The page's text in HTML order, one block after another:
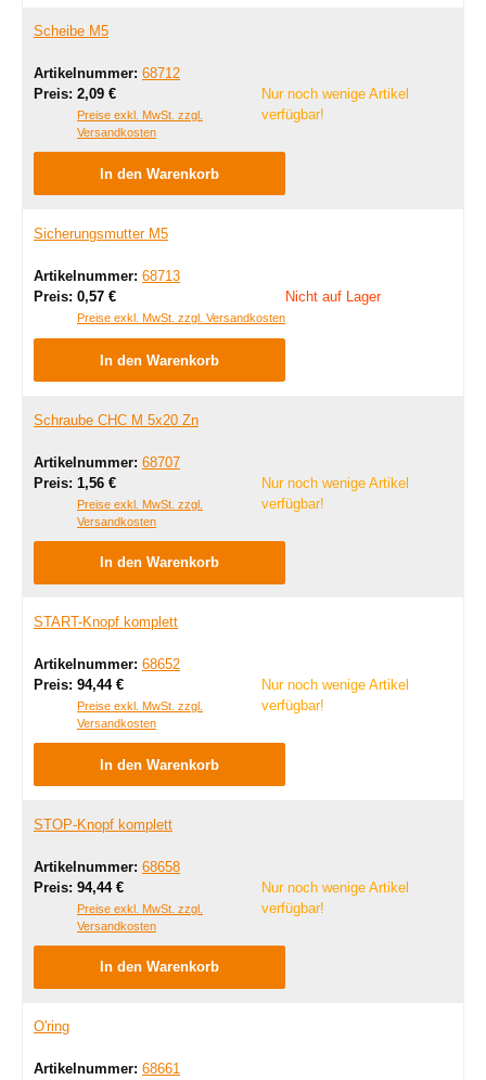
Scheibe M5
Artikelnummer: 68712
Preis: Regulärer Preis:
2,09 €
Preise exkl. MwSt. zzgl.
Versandkosten
Nur noch wenige Artikel
verfügbar!
In den Warenkorb
Sicherungsmutter M5
Artikelnummer: 68713
Preis: Regulärer Preis:
0,57 €
Preise exkl. MwSt. zzgl. Versandkosten
Nicht auf Lager
In den Warenkorb
Schraube CHC M 5x20 Zn
Artikelnummer: 68707
Preis: Regulärer Preis:
1,56 €
Preise exkl. MwSt. zzgl.
Versandkosten
Nur noch wenige Artikel
verfügbar!
In den Warenkorb
START-Knopf komplett
Artikelnummer: 68652
Preis: Regulärer Preis:
94,44 €
Preise exkl. MwSt. zzgl.
Versandkosten
Nur noch wenige Artikel
verfügbar!
In den Warenkorb
STOP-Knopf komplett
Artikelnummer: 68658
Preis: Regulärer Preis:
94,44 €
Preise exkl. MwSt. zzgl.
Versandkosten
Nur noch wenige Artikel
verfügbar!
In den Warenkorb
O'ring
Artikelnummer: 68661